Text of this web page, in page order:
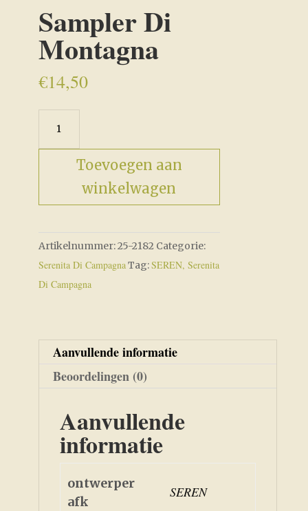
Sampler Di
Montagna
€14,50
Montagna
Toevoegen aan
winkelwagen
Artikelnummer:25-2182 Categorie:
Serenita Di CampagnaTag:SEREN, Serenita
Di Campagna
Aanvullende informatie
Beoordelingen (0)
Aanvullende
informatie
ontwerper
afk
SEREN